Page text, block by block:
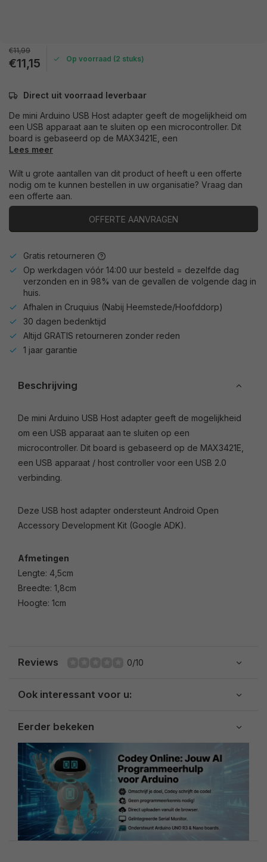
€11,99
€11,15 Op voorraad (2 stuks)
Direct uit voorraad leverbaar
De mini Arduino USB Host adapter geeft de mogelijkheid om
een USB apparaat aan te sluiten op een microcontroller. Dit
board is gebaseerd op de MAX3421E, een
Lees meer
Wilt u grote aantallen van dit product of heeft u een offerte
nodig om te kunnen bestellen in uw organisatie? Vraag dan
een offerte aan.
OFFERTE AANVRAGEN
Gratis retourneren
Op werkdagen vóór 14:00 uur besteld = dezelfde dag
verzonden en in 98% van de gevallen de volgende dag in
huis.
Afhalen in Cruquius (Nabij Heemstede/Hoofddorp)
30 dagen bedenktijd
Altijd GRATIS retourneren zonder reden
1 jaar garantie
Beschrijving
De mini Arduino USB Host adapter geeft de mogelijkheid
om een USB apparaat aan te sluiten op een
microcontroller. Dit board is gebaseerd op de MAX3421E,
een USB apparaat / host controller voor een USB 2.0
verbinding.
Deze USB host adapter ondersteunt Android Open
Accessory Development Kit (Google ADK).
Afmetingen
Lengte: 4,5cm
Breedte: 1,8cm
Hoogte: 1cm
Reviews 0/10
Ook interessant voor u:
Eerder bekeken